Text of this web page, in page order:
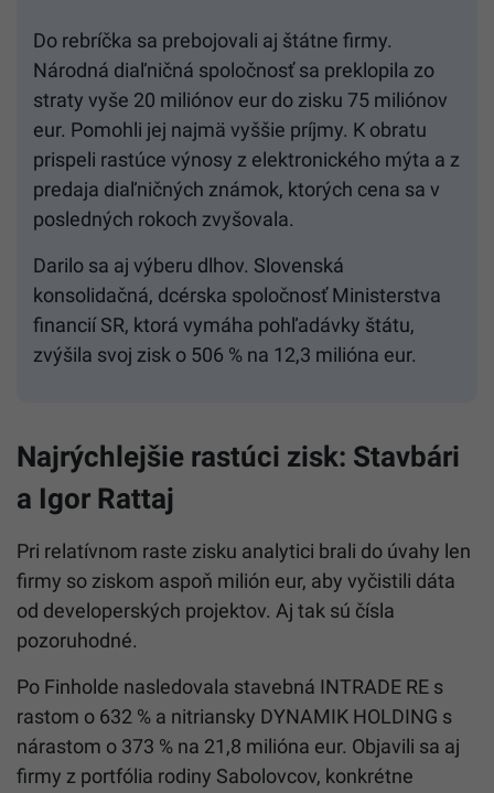
Do rebríčka sa prebojovali aj štátne firmy.
Národná diaľničná spoločnosť sa preklopila zo
straty vyše 20 miliónov eur do zisku 75 miliónov
eur. Pomohli jej najmä vyššie príjmy. K obratu
prispeli rastúce výnosy z elektronického mýta a z
predaja diaľničných známok, ktorých cena sa v
posledných rokoch zvyšovala.
Darilo sa aj výberu dlhov. Slovenská
konsolidačná, dcérska spoločnosť Ministerstva
financií SR, ktorá vymáha pohľadávky štátu,
zvýšila svoj zisk o 506 % na 12,3 milióna eur.
Najrýchlejšie rastúci zisk: Stavbári
a Igor Rattaj
Pri relatívnom raste zisku analytici brali do úvahy len
firmy so ziskom aspoň milión eur, aby vyčistili dáta
od developerských projektov. Aj tak sú čísla
pozoruhodné.
Po Finholde nasledovala stavebná INTRADE RE s
rastom o 632 % a nitriansky DYNAMIK HOLDING s
nárastom o 373 % na 21,8 milióna eur. Objavili sa aj
firmy z portfólia rodiny Sabolovcov, konkrétne